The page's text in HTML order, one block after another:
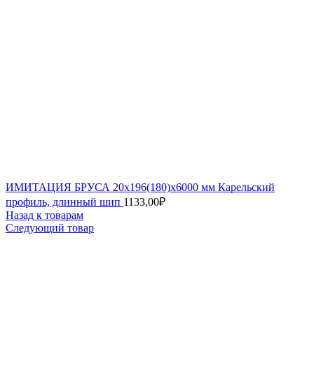
ИМИТАЦИЯ БРУСА 20х196(180)х6000 мм Карельский
профиль, длинный шип 1133,00₽
Назад к товарам
Следующий товар